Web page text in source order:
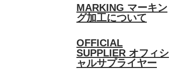
MARKING マーキン
グ加工について
OFFICIAL
SUPPLIER オフィシ
ャルサプライヤー